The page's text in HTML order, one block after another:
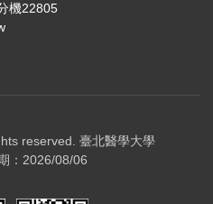
機22805
reserved. 臺北醫學大學
：2026/08/06